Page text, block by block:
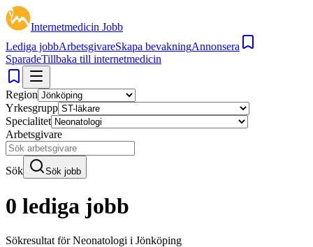
Internetmedicin Jobb
Lediga jobbArbetsgivareSkapa bevakningAnnonsera
SparadeTillbaka till internetmedicin
Region
Yrkesgrupp
Specialitet
Arbetsgivare
Sök Sök jobb
0 lediga jobb
Sökresultat förNeonatologi i Jönköping